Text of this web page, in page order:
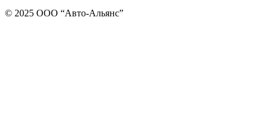
© 2025 ООО “Авто-Альянс”